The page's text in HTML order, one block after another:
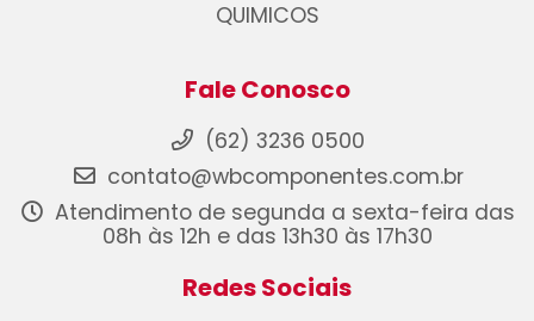
QUIMICOS
Fale Conosco
(62) 3236 0500
contato@wbcomponentes.com.br
Atendimento de segunda a sexta-feira das
08h às 12h e das 13h30 às 17h30
Redes Sociais